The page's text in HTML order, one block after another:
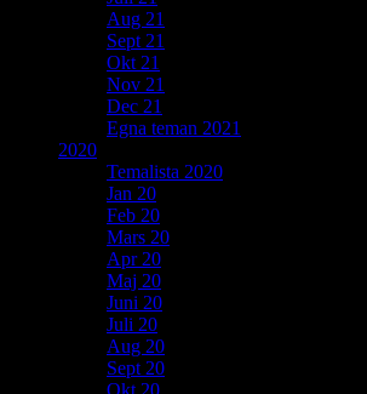
Aug 21
Sept 21
Okt 21
Nov 21
Dec 21
Egna teman 2021
2020
Temalista 2020
Jan 20
Feb 20
Mars 20
Apr 20
Maj 20
Juni 20
Juli 20
Aug 20
Sept 20
Okt 20